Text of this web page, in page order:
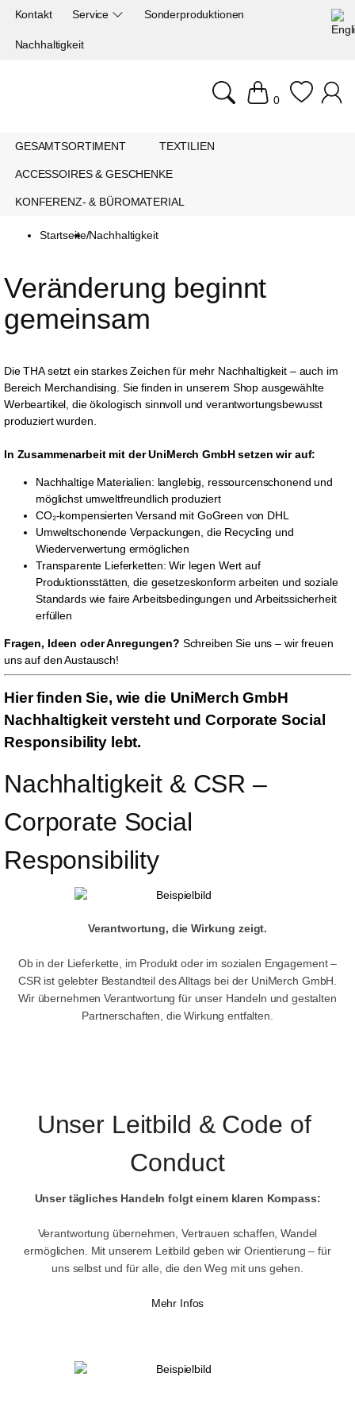
Kontakt Service Sonderproduktionen
Nachhaltigkeit
0
GESAMTSORTIMENT TEXTILIEN
ACCESSOIRES & GESCHENKE
KONFERENZ- & BÜROMATERIAL
Startseite/Nachhaltigkeit
Veränderung beginnt
gemeinsam
Die THA setzt ein starkes Zeichen für mehr Nachhaltigkeit – auch im
Bereich Merchandising. Sie finden in unserem Shop ausgewählte
Werbeartikel, die ökologisch sinnvoll und verantwortungsbewusst
produziert wurden.
In Zusammenarbeit mit der UniMerch GmbH setzen wir auf:
Nachhaltige Materialien: langlebig, ressourcenschonend und
möglichst umweltfreundlich produziert
CO₂-kompensierten Versand mit GoGreen von DHL
Umweltschonende Verpackungen, die Recycling und
Wiederverwertung ermöglichen
Transparente Lieferketten: Wir legen Wert auf
Produktionsstätten, die gesetzeskonform arbeiten und soziale
Standards wie faire Arbeitsbedingungen und Arbeitssicherheit
erfüllen
Fragen, Ideen oder Anregungen? Schreiben Sie uns – wir freuen
uns auf den Austausch!
Hier finden Sie, wie die UniMerch GmbH
Nachhaltigkeit versteht und Corporate Social
Responsibility lebt.
Nachhaltigkeit & CSR –
Corporate Social
Responsibility
Verantwortung, die Wirkung zeigt.
Ob in der Lieferkette, im Produkt oder im sozialen Engagement –
CSR ist gelebter Bestandteil des Alltags bei der UniMerch GmbH.
Wir übernehmen Verantwortung für unser Handeln und gestalten
Partnerschaften, die Wirkung entfalten.
Unser Leitbild & Code of
Conduct
Unser tägliches Handeln folgt einem klaren Kompass:
Verantwortung übernehmen, Vertrauen schaffen, Wandel
ermöglichen. Mit unserem Leitbild geben wir Orientierung – für
uns selbst und für alle, die den Weg mit uns gehen.
Mehr Infos